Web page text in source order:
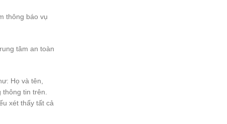
thông báo vụ
tâm an toàn
Họ và tên,
tin trên.
xét thấy tất cả